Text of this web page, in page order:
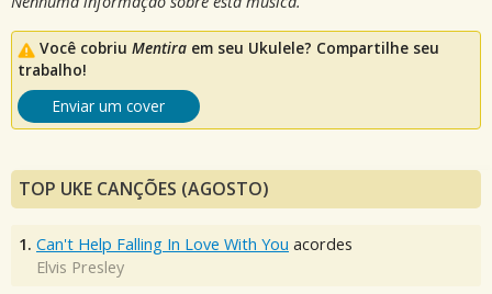
Você cobriu Mentira em seu Ukulele? Compartilhe seu
trabalho!
Enviar um cover
TOP UKE CANÇÕES (AGOSTO)
1. Can't Help Falling In Love With You acordes
Elvis Presley